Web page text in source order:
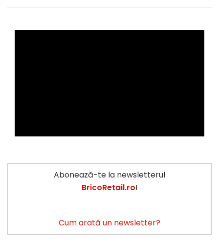
Abonează-te la newsletterul
BricoRetail.ro!
Cum arată un newsletter?